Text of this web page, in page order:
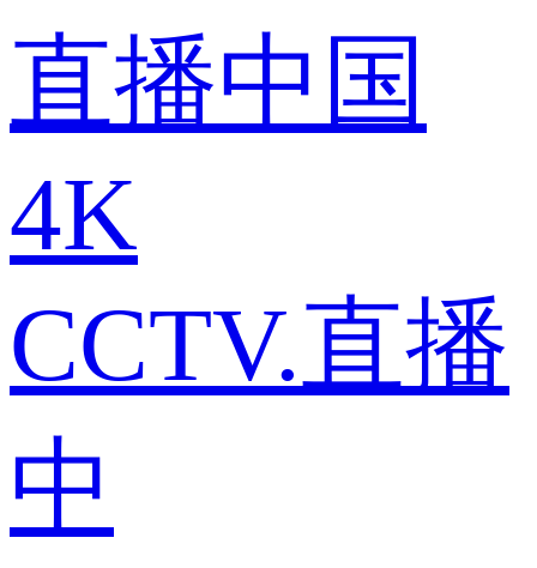
直播中国
4K
CCTV.直播
中